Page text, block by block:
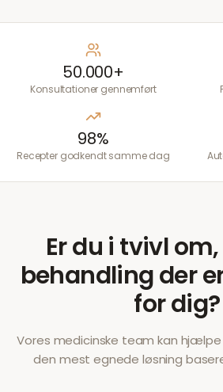
50.000+
Konsultationer gennemført
98%
Recepter godkendt samme dag
Er du i tvivl
behandling der
for dig?
Vores medicinske team kan
den mest egnede løsning